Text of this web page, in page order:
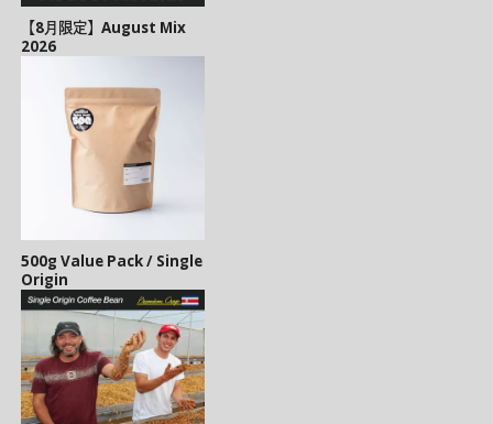
【8月限定】August Mix
2026
500g Value Pack / Single
Origin